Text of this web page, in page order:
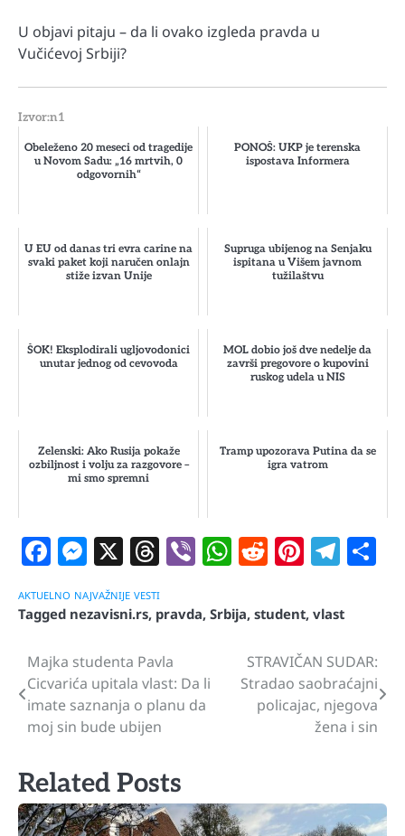
U objavi pitaju – da li ovako izgleda pravda u
Vučićevoj Srbiji?
Izvor:n1
Obeleženo 20 meseci od tragedije
u Novom Sadu: „16 mrtvih, 0
odgovornih“
PONOŠ: UKP je terenska
ispostava Informera
U EU od danas tri evra carine na
svaki paket koji naručen onlajn
stiže izvan Unije
Supruga ubijenog na Senjaku
ispitana u Višem javnom
tužilaštvu
ŠOK! Eksplodirali ugljovodonici
unutar jednog od cevovoda
MOL dobio još dve nedelje da
završi pregovore o kupovini
ruskog udela u NIS
Zelenski: Ako Rusija pokaže
ozbiljnost i volju za razgovore –
mi smo spremni
Tramp upozorava Putina da se
igra vatrom
Facebook
Messenger
X Threads
ViberWhatsApp
Reddit
AKTUELNO NAJVAŽNIJE VESTI
Tagged nezavisni.rs, pravda, Srbija, student, vlast
Navigacija
članaka
Majka studenta Pavla
Cicvarića upitala vlast: Da li
imate saznanja o planu da
moj sin bude ubijen
STRAVIČAN SUDAR:
Stradao saobraćajni
policajac, njegova
žena i sin
Related Posts